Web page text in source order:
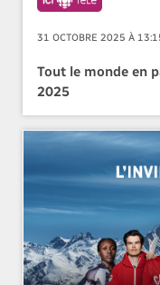
31 OCTOBRE 2025 À
Tout le monde en
2025